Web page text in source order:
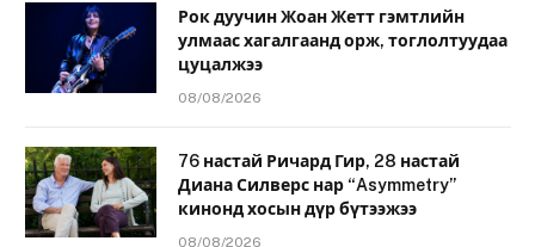
Рок дуучин Жоан Жетт гэмтлийн
улмаас хагалгаанд орж, тоглолтуудаа
цуцалжээ
08/08/2026
76 настай Ричард Гир, 28 настай
Диана Силверс нар “Asymmetry”
кинонд хосын дүр бүтээжээ
08/08/2026